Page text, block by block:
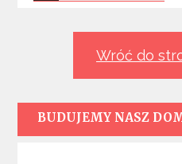
Wróć do
BUDUJEMY NASZ